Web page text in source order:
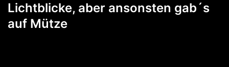
Lichtblicke, aber ansonsten gab´s
auf Mütze